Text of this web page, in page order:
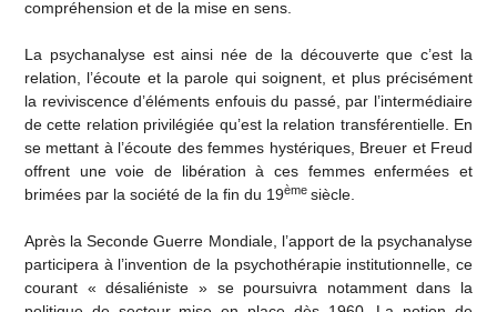
compréhension et de la mise en sens.
La psychanalyse est ainsi née de la découverte que c’est la
relation, l’écoute et la parole qui soignent, et plus précisément
la reviviscence d’éléments enfouis du passé, par l’intermédiaire
de cette relation privilégiée qu’est la relation transférentielle. En
se mettant à l’écoute des femmes hystériques, Breuer et Freud
offrent une voie de libération à ces femmes enfermées et
brimées par la société de la fin du 19ème siècle.
Après la Seconde Guerre Mondiale, l’apport de la psychanalyse
participera à l’invention de la psychothérapie institutionnelle, ce
courant « désaliéniste » se poursuivra notamment dans la